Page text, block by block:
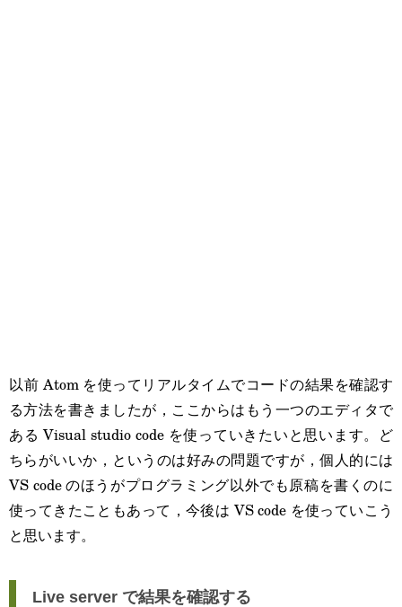
以前 Atom を使ってリアルタイムでコードの結果を確認す
る方法を書きましたが，ここからはもう一つのエディタで
ある Visual studio code を使っていきたいと思います。ど
ちらがいいか，というのは好みの問題ですが，個人的には
VS code のほうがプログラミング以外でも原稿を書くのに
使ってきたこともあって，今後は VS code を使っていこう
と思います。
Live server で結果を確認する